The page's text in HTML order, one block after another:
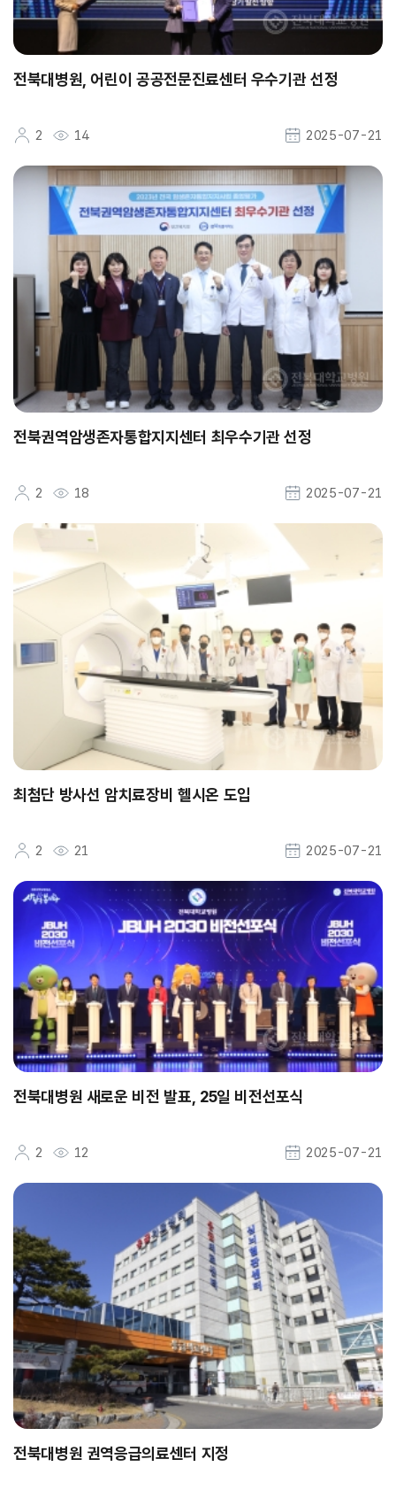
전북대병원, 어린이 공공전문진료센터 우수기관 선정
2 14 2025-07-21
전북권역암생존자통합지지센터 최우수기관 선정
2 18 2025-07-21
최첨단 방사선 암치료장비 헬시온 도입
2 21 2025-07-21
전북대병원 새로운 비전 발표, 25일 비전선포식
2 12 2025-07-21
전북대병원 권역응급의료센터 지정